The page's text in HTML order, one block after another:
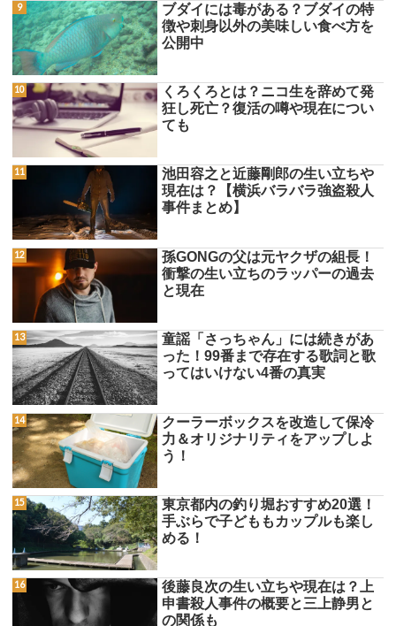
ブダイには毒がある？ブダイの特
徴や刺身以外の美味しい食べ方を
公開中
くろくろとは？ニコ生を辞めて発
狂し死亡？復活の噂や現在につい
ても
池田容之と近藤剛郎の生い立ちや
現在は？【横浜バラバラ強盗殺人
事件まとめ】
孫GONGの父は元ヤクザの組長！
衝撃の生い立ちのラッパーの過去
と現在
童謡「さっちゃん」には続きがあ
った！99番まで存在する歌詞と歌
ってはいけない4番の真実
クーラーボックスを改造して保冷
力＆オリジナリティをアップしよ
う！
東京都内の釣り堀おすすめ20選！
手ぶらで子どももカップルも楽し
める！
後藤良次の生い立ちや現在は？上
申書殺人事件の概要と三上静男と
の関係も